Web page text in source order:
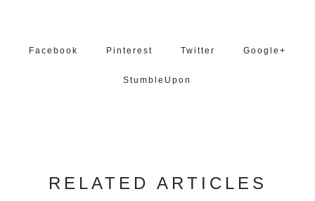
Facebook Pinterest Twitter Google+
StumbleUpon
RELATED ARTICLES